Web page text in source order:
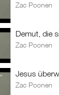
Zac Poonen
Demut, die
Zac Poonen
Jesus
Zac Poonen